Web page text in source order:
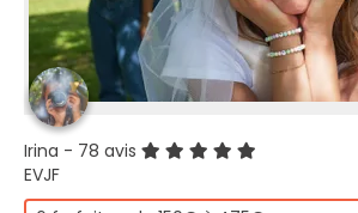
Irina - 78 avis
EVJF